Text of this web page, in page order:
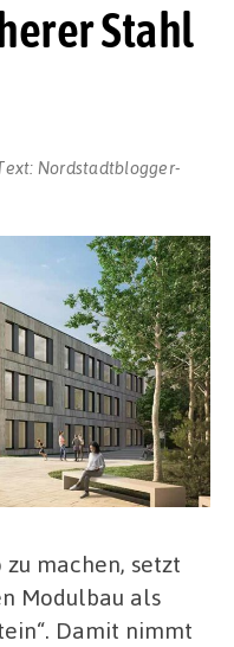
Stahl
Nordstadtblogger-
machen, setzt
Modulbau als
Damit nimmt